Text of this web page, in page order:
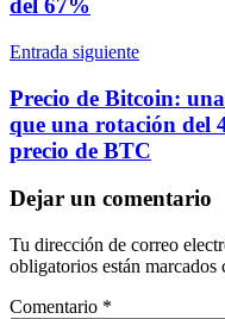
del 67%
Entrada siguiente
Precio de Bitcoin:
que una rotación del
precio de BTC
Dejar un comentario
Tu dirección de correo
obligatorios están marcados
Comentario *